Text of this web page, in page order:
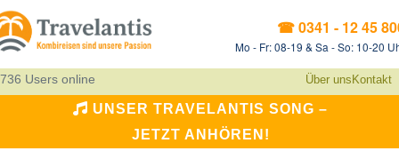
☎ 0341 - 12 45
Mo - Fr: 08-19 & Sa - So: 10-20
736 Users online Über uns Kontakt
UNSER TRAVELANTIS SONG –
JETZT ANHÖREN!